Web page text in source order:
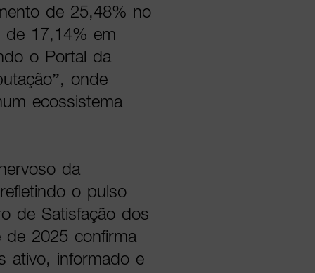
de 25,48% no
de 17,14% em
o Portal da
onde
ecossistema
da
o pulso
de Satisfação dos
de 2025 confirma
ativo, informado e